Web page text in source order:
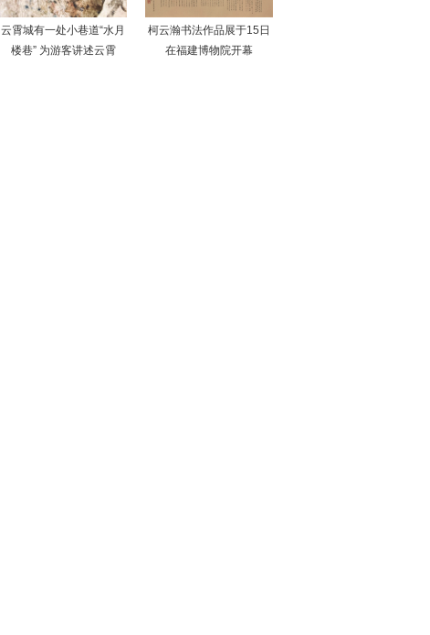
云霄城有一处小巷道“水月
楼巷” 为游客讲述云霄
柯云瀚书法作品展于15日
在福建博物院开幕